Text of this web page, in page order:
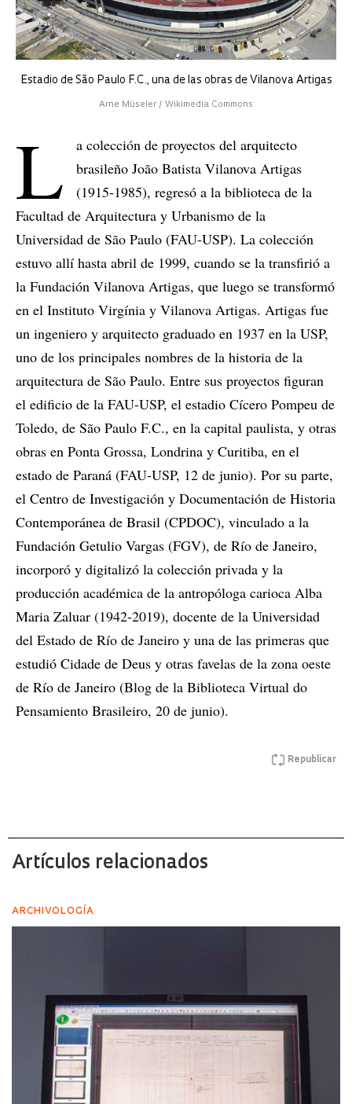
Estadio de São Paulo F.C., una de las obras de Vilanova Artigas
Arne Müseler / Wikimedia Commons
L
a colección de proyectos del arquitecto
brasileño João Batista Vilanova Artigas
(1915-1985), regresó a la biblioteca de la
Facultad de Arquitectura y Urbanismo de la
Universidad de São Paulo (FAU-USP). La colección
estuvo allí hasta abril de 1999, cuando se la transfirió a
la Fundación Vilanova Artigas, que luego se transformó
en el Instituto Virgínia y Vilanova Artigas. Artigas fue
un ingeniero y arquitecto graduado en 1937 en la USP,
uno de los principales nombres de la historia de la
arquitectura de São Paulo. Entre sus proyectos figuran
el edificio de la FAU-USP, el estadio Cícero Pompeu de
Toledo, de São Paulo F.C., en la capital paulista, y otras
obras en Ponta Grossa, Londrina y Curitiba, en el
estado de Paraná (FAU-USP, 12 de junio). Por su parte,
el Centro de Investigación y Documentación de Historia
Contemporánea de Brasil (CPDOC), vinculado a la
Fundación Getulio Vargas (FGV), de Río de Janeiro,
incorporó y digitalizó la colección privada y la
producción académica de la antropóloga carioca Alba
Maria Zaluar (1942-2019), docente de la Universidad
del Estado de Río de Janeiro y una de las primeras que
estudió Cidade de Deus y otras favelas de la zona oeste
de Río de Janeiro (Blog de la Biblioteca Virtual do
Pensamiento Brasileiro, 20 de junio).
Republicar